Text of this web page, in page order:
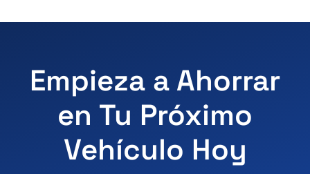
Empieza a Ahorrar
en Tu Próximo
Vehículo Hoy